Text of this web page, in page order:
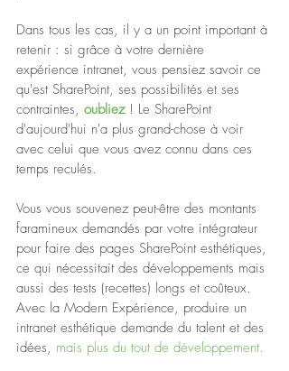
Dans tous les cas, il y a un point important à
retenir : si grâce à votre dernière
expérience intranet, vous pensiez savoir ce
qu'est SharePoint, ses possibilités et ses
contraintes, oubliez ! Le SharePoint
d'aujourd'hui n'a plus grand-chose à voir
avec celui que vous avez connu dans ces
temps reculés.
Vous vous souvenez peut-être des montants
faramineux demandés par votre intégrateur
pour faire des pages SharePoint esthétiques,
ce qui nécessitait des développements mais
aussi des tests (recettes) longs et coûteux.
Avec la Modern Expérience, produire un
intranet esthétique demande du talent et des
idées, mais plus du tout de développement.